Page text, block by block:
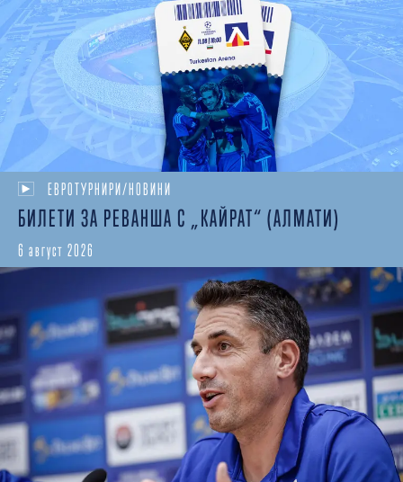
ЕВРОТУРНИРИ/НОВИНИ
БИЛЕТИ ЗА РЕВАНША С „КАЙРАТ“ (АЛМАТИ)
6 август 2026